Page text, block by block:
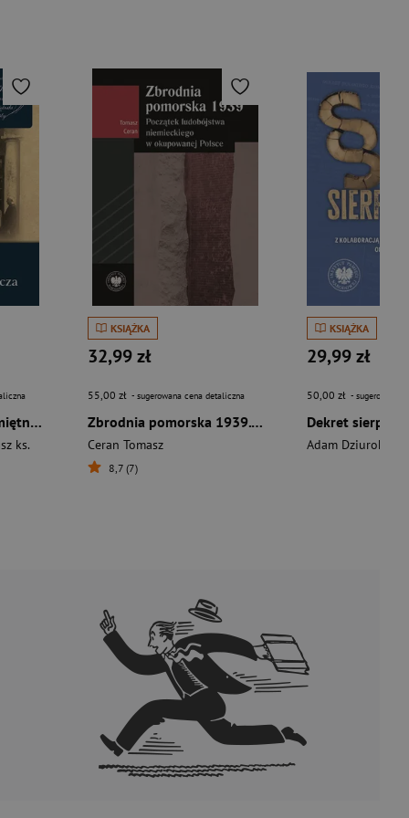
Ks. Roman Zelek, Pamiętnik proboszcza
ks.
KSIĄŻKA
32,99 zł
55,00 zł - sugerowana cena detaliczna
Zbrodnia pomorska 1939. Początek ludobójstwa niemieckiego w okupowanej Polsce
Ceran Tomasz
8,7 (7)
KSIĄŻKA
29,99 zł
50,00 zł - sugerowana
Adam Dziurok